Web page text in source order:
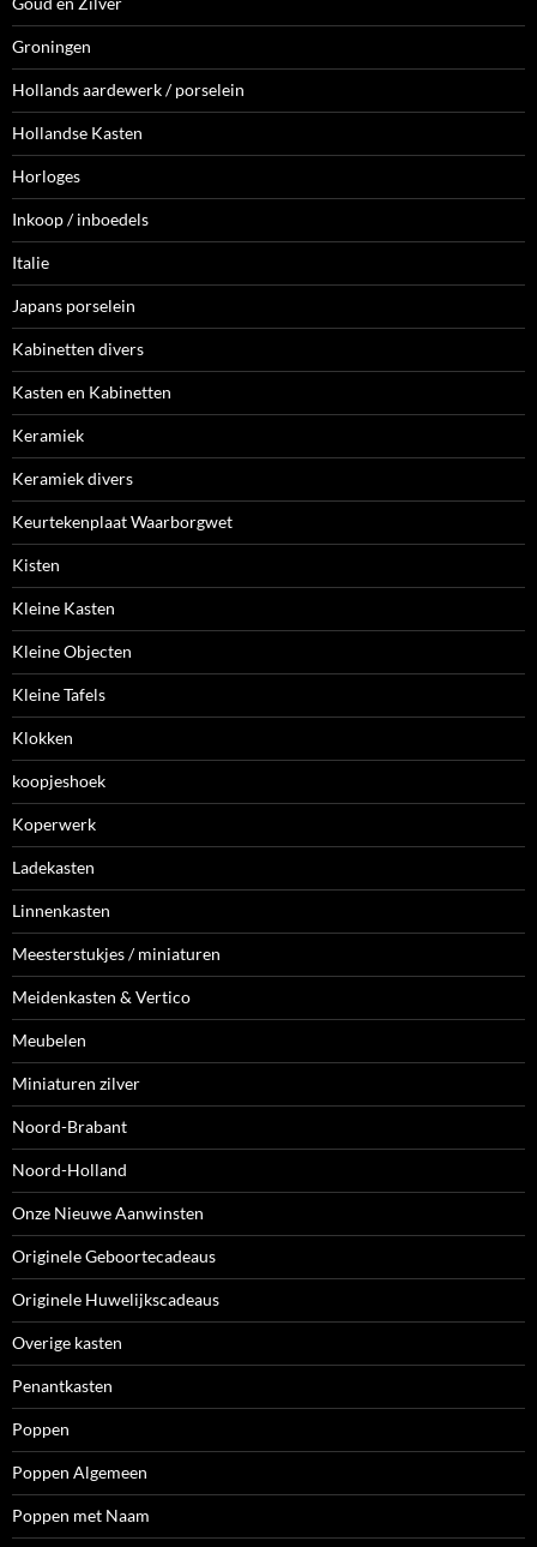
Groningen
Hollands aardewerk / porselein
Hollandse Kasten
Horloges
Inkoop / inboedels
Italie
Japans porselein
Kabinetten divers
Kasten en Kabinetten
Keramiek
Keramiek divers
Keurtekenplaat Waarborgwet
Kisten
Kleine Kasten
Kleine Objecten
Kleine Tafels
Klokken
koopjeshoek
Koperwerk
Ladekasten
Linnenkasten
Meesterstukjes / miniaturen
Meidenkasten & Vertico
Meubelen
Miniaturen zilver
Noord-Brabant
Noord-Holland
Onze Nieuwe Aanwinsten
Originele Geboortecadeaus
Originele Huwelijkscadeaus
Overige kasten
Penantkasten
Poppen
Poppen Algemeen
Poppen met Naam